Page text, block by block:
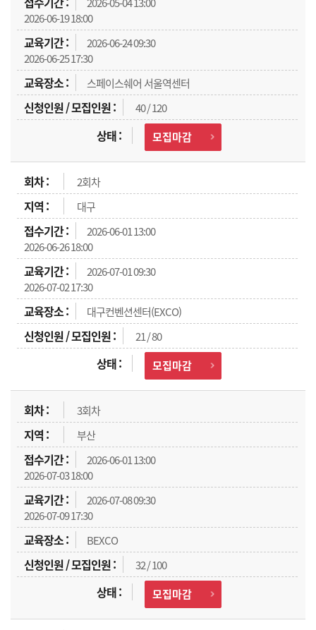
2026-06-19 18:00
2026-06-24 09:30
2026-06-25 17:30
스페이스쉐어 서울역센터
40 / 120
모집마감
2회차
대구
2026-06-01 13:00
2026-06-26 18:00
2026-07-01 09:30
2026-07-02 17:30
대구컨벤션센터(EXCO)
21 / 80
모집마감
3회차
부산
2026-06-01 13:00
2026-07-03 18:00
2026-07-08 09:30
2026-07-09 17:30
BEXCO
32 / 100
모집마감